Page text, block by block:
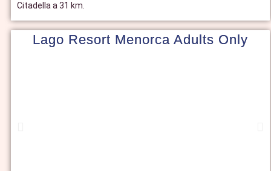
Citadella a 31 km.
Lago Resort Menorca Adults Only